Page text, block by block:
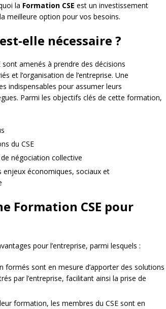
la Formation CSE est un investissement
meilleure option pour vos besoins.
elle nécessaire ?
amenés à prendre des décisions
et l’organisation de l’entreprise. Une
indispensables pour assumer leurs
Parmi les objectifs clés de cette formation,
du CSE
négociation collective
enjeux économiques, sociaux et
Formation CSE pour
pour l’entreprise, parmi lesquels :
formés sont en mesure d’apporter des solutions
par l’entreprise, facilitant ainsi la prise de
formation, les membres du CSE sont en